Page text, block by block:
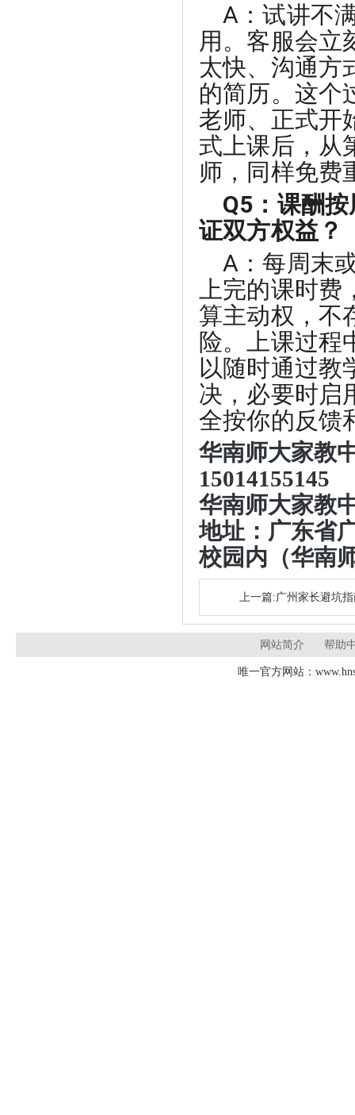
A：试讲不
用。客服会立
太快、沟通方
的简历。这个
老师、正式开
式上课后，从
师，同样免费
Q5：课酬
证双方权益？
A：每周末
上完的课时费
算主动权，不
险。上课过程
以随时通过教
决，必要时启
全按你的反馈
华南师大家教
15014155145
华南师大家教
地址： 广东省
校园内（华南
上一篇:广州家长避坑
网站简介 帮助
唯一官方网站：